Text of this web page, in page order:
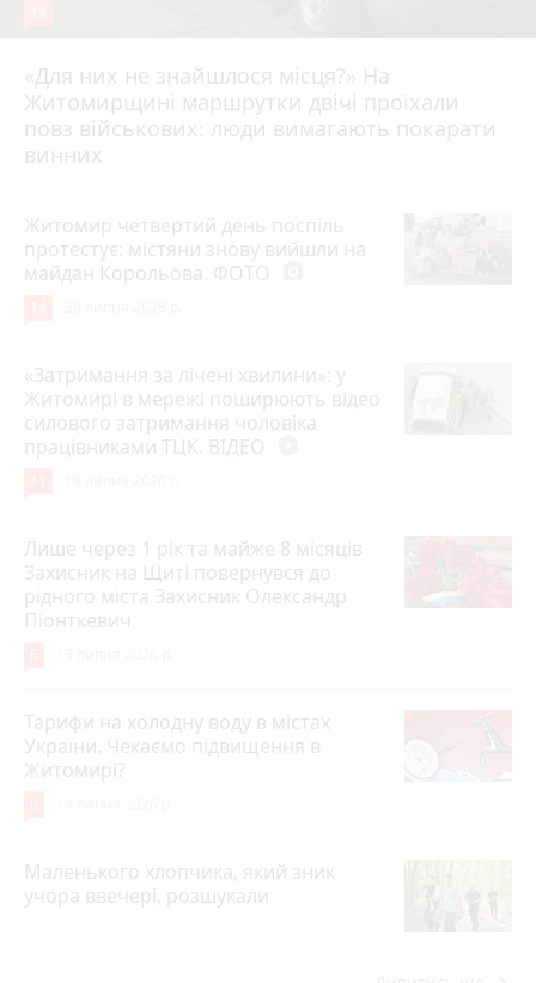
«Для них не знайшлося місця?» На
Житомирщині маршрутки двічі проїхали
повз військових: люди вимагають покарати
винних
17 липня 2026 р.
Житомир четвертий день поспіль
протестує: містяни знову вийшли на
майдан Корольова. ФОТО
«Затримання за лічені хвилини»: у
Житомирі в мережі поширюють відео
силового затримання чоловіка
працівниками ТЦК. ВІДЕО
Лише через 1 рік та майже 8 місяців
Захисник на Щиті повернувся до
рідного міста Захисник Олександр
Піонткевич
Тарифи на холодну воду в містах
України. Чекаємо підвищення в
Житомирі?
Маленького хлопчика, який зник
учора ввечері, розшукали